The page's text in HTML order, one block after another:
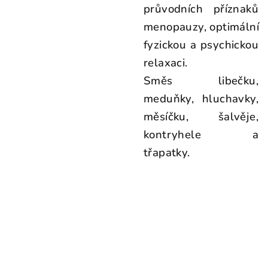
průvodních příznaků
menopauzy, optimální
fyzickou a psychickou
relaxaci.
Směs libečku,
meduňky, hluchavky,
měsíčku, šalvěje,
kontryhele a
třapatky.